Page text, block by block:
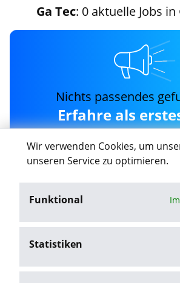
Wir verwenden Cookies, um
unseren Service zu optimieren.
Funktional
Statistiken
Ga Tec: 0 aktuelle Jobs in
Nichts passendes
Erfahre als
neuen ga-tec
Gaggenau
Mit dem Klick auf "Job-Agent aktivieren"